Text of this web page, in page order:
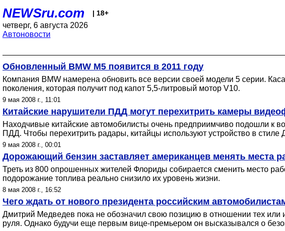
NEWSru.com | 18+
четверг, 6 августа 2026
Автоновости
Обновленный BMW M5 появится в 2011 году
Компания BMW намерена обновить все версии своей модели 5 серии.
поколения, которая получит под капот 5,5-литровый мотор V10.
9 мая 2008 г., 11:01
Китайские нарушители ПДД могут перехитрить камеры
Находчивые китайские автомобилисты очень предприимчиво подошли к
ПДД. Чтобы перехитрить радары, китайцы используют устройство в
9 мая 2008 г., 00:01
Дорожающий бензин заставляет американцев менять места
Треть из 800 опрошенных жителей Флориды собирается сменить место
подорожание топлива реально снизило их уровень жизни.
8 мая 2008 г., 16:52
Чего ждать от нового президента российским
Дмитрий Медведев пока не обозначил свою позицию в отношении тех
руля. Однако будучи еще первым вице-премьером он высказывался о